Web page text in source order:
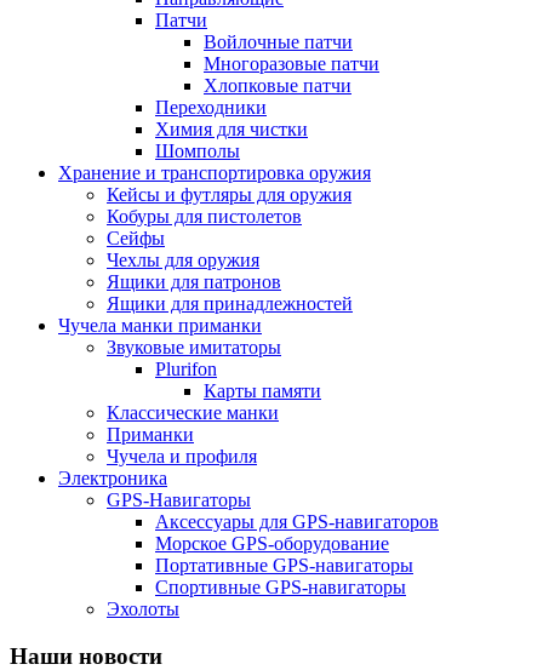
Патчи
Войлочные патчи
Многоразовые патчи
Хлопковые патчи
Переходники
Химия для чистки
Шомполы
Хранение и транспортировка оружия
Кейсы и футляры для оружия
Кобуры для пистолетов
Сейфы
Чехлы для оружия
Ящики для патронов
Ящики для принадлежностей
Чучела манки приманки
Звуковые имитаторы
Plurifon
Карты памяти
Классические манки
Приманки
Чучела и профиля
Электроника
GPS-Навигаторы
Аксессуары для GPS-навигаторов
Морское GPS-оборудование
Портативные GPS-навигаторы
Спортивные GPS-навигаторы
Эхолоты
Наши новости